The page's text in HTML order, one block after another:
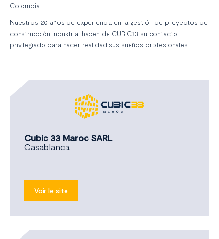
Colombia.
Nuestros 20 años de experiencia en la gestión de proyectos de
construcción industrial hacen de CUBIC33 su contacto
privilegiado para hacer realidad sus sueños profesionales.
Cubic 33 Maroc SARL
Casablanca
Voir le site